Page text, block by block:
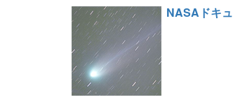
NASAドキ